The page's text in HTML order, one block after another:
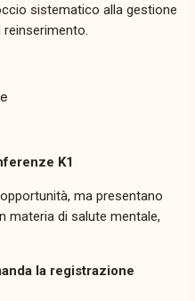
sistematico alla gestione
reinserimento.
K1
ma presentano
materia di salute mentale,
la registrazione